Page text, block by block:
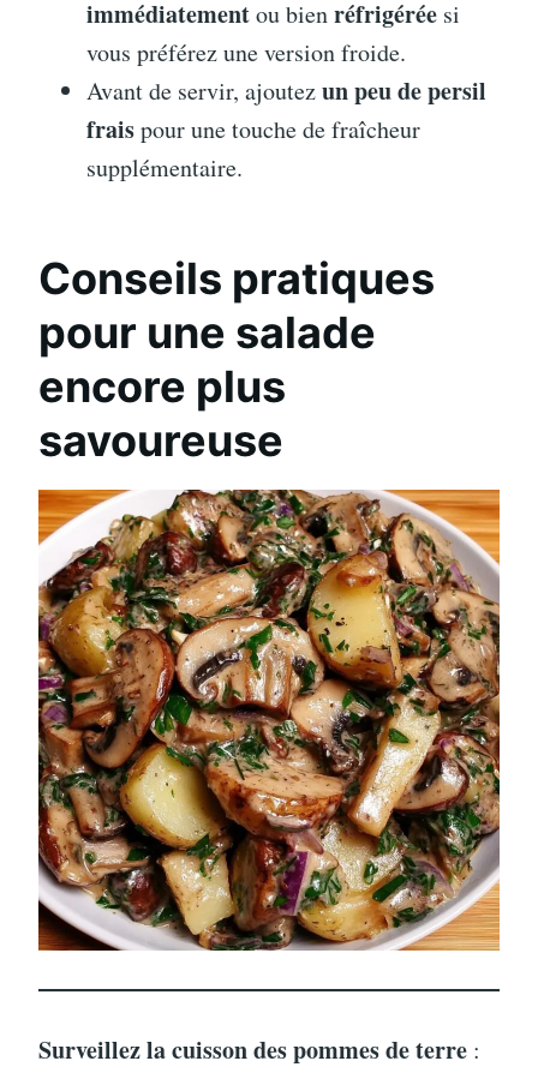
immédiatementou bienréfrigérée si
vous préférez une version froide.
Avant de servir, ajoutezun peu de persil
fraispour une touche de fraîcheur
supplémentaire.
Conseils pratiques
pour une salade
encore plus
savoureuse
Surveillez la cuisson des pommes de terre :